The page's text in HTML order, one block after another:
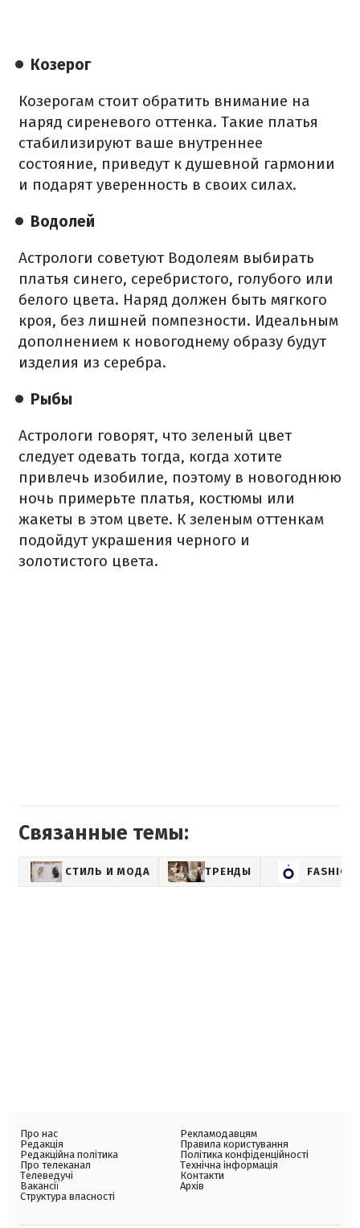
Козерог
Козерогам стоит обратить внимание на
наряд сиреневого оттенка. Такие платья
стабилизируют ваше внутреннее
состояние, приведут к душевной гармонии
и подарят уверенность в своих силах.
Водолей
Астрологи советуют Водолеям выбирать
платья синего, серебристого, голубого или
белого цвета. Наряд должен быть мягкого
кроя, без лишней помпезности. Идеальным
дополнением к новогоднему образу будут
изделия из серебра.
Рыбы
Астрологи говорят, что зеленый цвет
следует одевать тогда, когда хотите
привлечь изобилие, поэтому в новогоднюю
ночь примерьте платья, костюмы или
жакеты в этом цвете. К зеленым оттенкам
подойдут украшения черного и
золотистого цвета.
Связанные темы:
СТИЛЬ И МОДА ТРЕНДЫ FASHION
Про нас
Редакція
Редакційна політика
Про телеканал
Телеведучі
Вакансії
Структура власності
Рекламодавцям
Правила користування
Політика конфіденційності
Технічна інформація
Контакти
Архів